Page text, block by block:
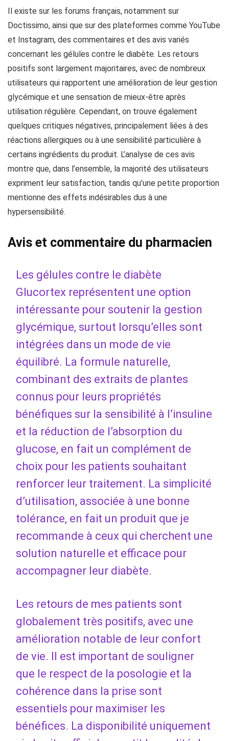
Il existe sur les forums français, notamment sur
Doctissimo, ainsi que sur des plateformes comme YouTube
et Instagram, des commentaires et des avis variés
concernant les gélules contre le diabète. Les retours
positifs sont largement majoritaires, avec de nombreux
utilisateurs qui rapportent une amélioration de leur gestion
glycémique et une sensation de mieux-être après
utilisation régulière. Cependant, on trouve également
quelques critiques négatives, principalement liées à des
réactions allergiques ou à une sensibilité particulière à
certains ingrédients du produit. L’analyse de ces avis
montre que, dans l’ensemble, la majorité des utilisateurs
expriment leur satisfaction, tandis qu’une petite proportion
mentionne des effets indésirables dus à une
hypersensibilité.
Avis et commentaire du pharmacien
Les gélules contre le diabète
Glucortex représentent une option
intéressante pour soutenir la gestion
glycémique, surtout lorsqu’elles sont
intégrées dans un mode de vie
équilibré. La formule naturelle,
combinant des extraits de plantes
connus pour leurs propriétés
bénéfiques sur la sensibilité à l’insuline
et la réduction de l’absorption du
glucose, en fait un complément de
choix pour les patients souhaitant
renforcer leur traitement. La simplicité
d’utilisation, associée à une bonne
tolérance, en fait un produit que je
recommande à ceux qui cherchent une
solution naturelle et efficace pour
accompagner leur diabète.
Les retours de mes patients sont
globalement très positifs, avec une
amélioration notable de leur confort
de vie. Il est important de souligner
que le respect de la posologie et la
cohérence dans la prise sont
essentiels pour maximiser les
bénéfices. La disponibilité uniquement